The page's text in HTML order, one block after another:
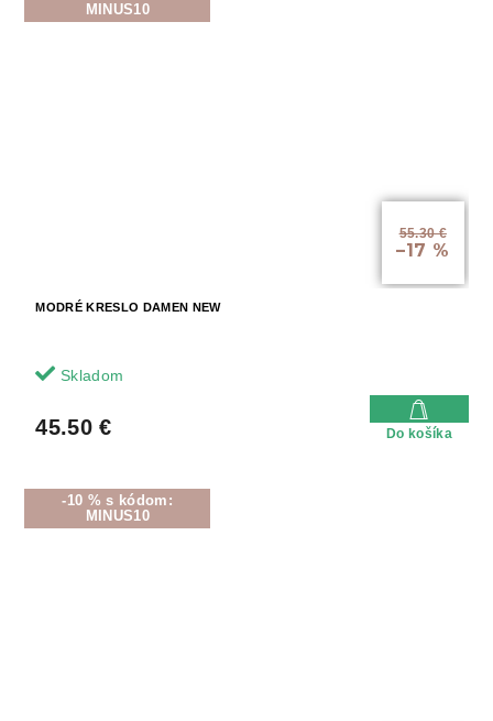
MINUS10
55.30 €
–17 %
MODRÉ KRESLO DAMEN NEW
Skladom
45.50 € Do košíka
-10 % s kódom:
MINUS10